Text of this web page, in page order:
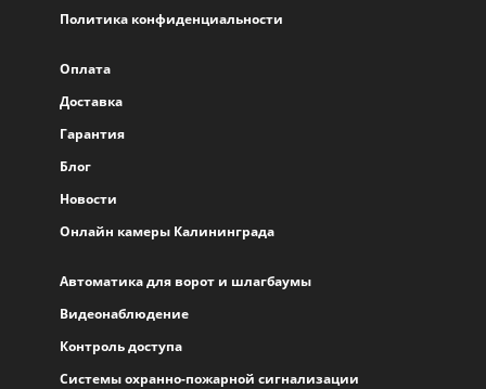
Политика конфиденциальности
Оплата
Доставка
Гарантия
Блог
Новости
Онлайн камеры Калининграда
Автоматика для ворот и шлагбаумы
Видеонаблюдение
Контроль доступа
Системы охранно-пожарной сигнализации